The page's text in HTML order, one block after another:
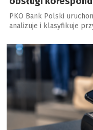
PKO Bank Polski
analizuje i klasyfikuje
a